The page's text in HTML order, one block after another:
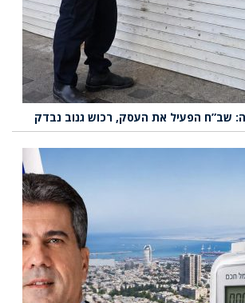
שב”ח הפעיל את העסק, רכוש גנוב נבדק